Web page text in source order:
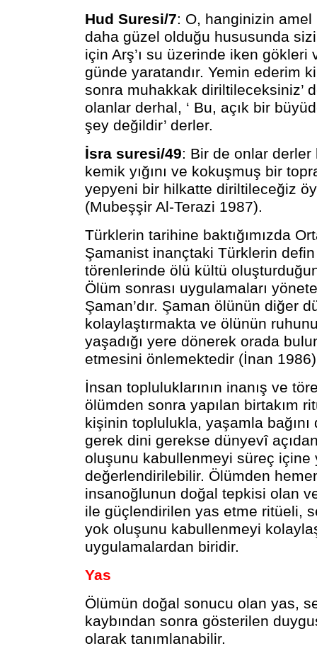
Hud Suresi/7: O, hanginizin amel
daha güzel olduğu hususunda
için Arş’ı su üzerinde iken gökleri
günde yaratandır. Yemin ederim
sonra muhakkak diriltileceksiniz’
olanlar derhal, ‘ Bu, açık bir
şey değildir’ derler.
İsra suresi/49: Bir de onlar
kemik yığını ve kokuşmuş bir
yepyeni bir hilkatte diriltileceğiz
(Mubeşşir Al-Terazi 1987).
Türklerin tarihine baktığımızda
Şamanist inançtaki Türklerin
törenlerinde ölü kültü
Ölüm sonrası uygulamaları
Şaman’dır. Şaman ölünün diğer
kolaylaştırmakta ve ölünün
yaşadığı yere dönerek orada
etmesini önlemektedir (İnan
İnsan topluluklarının inanış ve
ölümden sonra yapılan birtakım
kişinin toplulukla, yaşamla
gerek dini gerekse dünyevî
oluşunu kabullenmeyi süreç içine
değerlendirilebilir. Ölümden
insanoğlunun doğal tepkisi olan
ile güçlendirilen yas etme ritüeli,
yok oluşunu kabullenmeyi
uygulamalardan biridir.
Yas
Ölümün doğal sonucu olan yas,
kaybından sonra gösterilen
olarak tanımlanabilir.